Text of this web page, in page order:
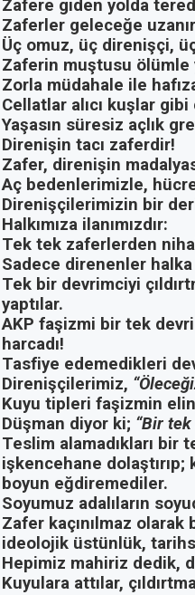
Zafere giden yolda
Zaferler geleceğe
Üç omuz, üç direnişçi,
Zaferin muştusu ölümle
Zorla müdahale ile
Cellatlar alıcı kuşlar
Yaşasın süresiz açlık
Direnişin tacı zaferdir!
Zafer, direnişin
Aç bedenlerimizle,
Direnişçilerimizin bir
Halkımıza ilanımızdır:
Tek tek zaferlerden
Sadece direnenler
Tek bir devrimciyi
yaptılar.
AKP faşizmi bir tek
harcadı!
Tasfiye edemedikleri
Direnişçilerimiz,
Kuyu tipleri faşizmin
Düşman diyor ki; “Bir tek
Teslim alamadıkları bir
işkencehane
boyun eğdiremediler.
Soyumuz adalıların
Zafer kaçınılmaz olarak
ideolojik üstünlük,
Hepimiz mahiriz dedik,
Kuyulara attılar,